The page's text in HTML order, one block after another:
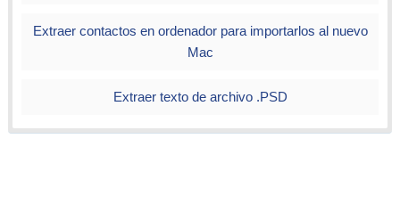
Extraer contactos en ordenador para importarlos al nuevo
Mac
Extraer texto de archivo .PSD